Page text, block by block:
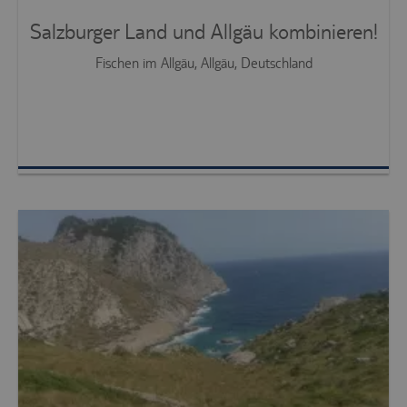
Salzburger Land und Allgäu kombinieren!
Fischen im Allgäu, Allgäu, Deutschland